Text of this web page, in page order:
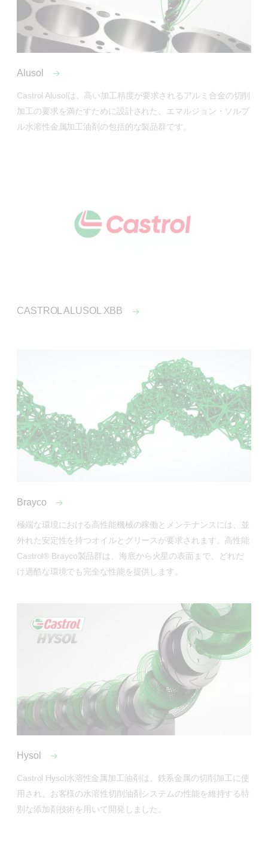
Alusol
Castrol Alusolは、高い加工精度が要求されるアルミ合金の切削
加工の要求を満たすために設計された、エマルジョン・ソルブ
ル水溶性金属加工油剤の包括的な製品群です。
CASTROL ALUSOL XBB
Brayco
極端な環境における高性能機械の稼働とメンテナンスには、並
外れた安定性を持つオイルとグリースが要求されます。高性能
Castrol® Brayco製品群は、海底から火星の表面まで、どれだ
け過酷な環境でも完全な性能を提供します。
Hysol
Castrol Hysol水溶性金属加工油剤は、鉄系金属の切削加工に使
用され、お客様の水溶性切削油剤システムの性能を維持する特
別な添加剤技術を用いて開発しました。